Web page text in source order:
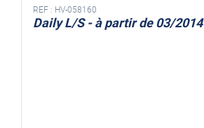
REF : HV-058160
Daily L/S - à partir de 03/2014